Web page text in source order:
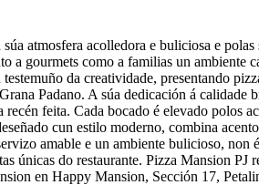
atmosfera acolledora e buliciosa e polas
a gourmets como a familias un ambiente
da creatividade, presentando
Padano. A súa dedicación á calidade
feita. Cada bocado é elevado polos
cun estilo moderno, combina
amable e un ambiente bulicioso, non
únicas do restaurante. Pizza Mansion PJ
en Happy Mansion, Sección 17,